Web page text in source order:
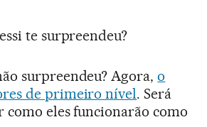
te surpreendeu?
surpreendeu? Agora,o
de primeiro nível. Será
como eles funcionarão como